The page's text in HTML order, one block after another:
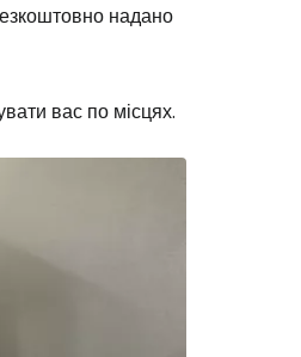
надано
вас по місцях.